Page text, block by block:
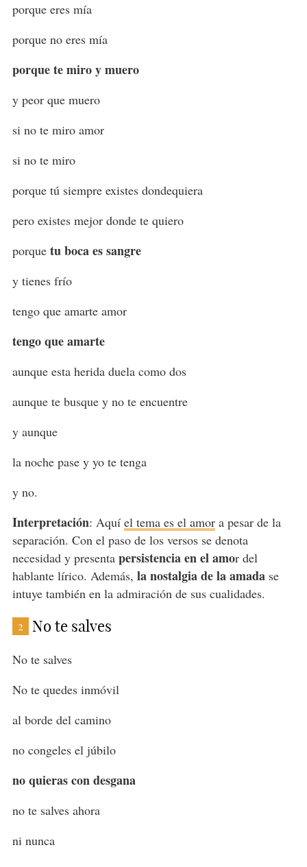
porque eres mía
porque no eres mía
porque te miro y muero
y peor que muero
si no te miro amor
si no te miro
porque tú siempre existes dondequiera
pero existes mejor donde te quiero
porque tu boca es sangre
y tienes frío
tengo que amarte amor
tengo que amarte
aunque esta herida duela como dos
aunque te busque y no te encuentre
y aunque
la noche pase y yo te tenga
y no.
Interpretación: Aquí el tema es el amora pesar de la
separación. Con el paso de los versos se denota
necesidad y presenta persistencia en el amor del
hablante lírico. Además, la nostalgia de la amadase
intuye también en la admiración de sus cualidades.
2 No te salves
No te salves
No te quedes inmóvil
al borde del camino
no congeles el júbilo
no quieras con desgana
no te salves ahora
ni nunca